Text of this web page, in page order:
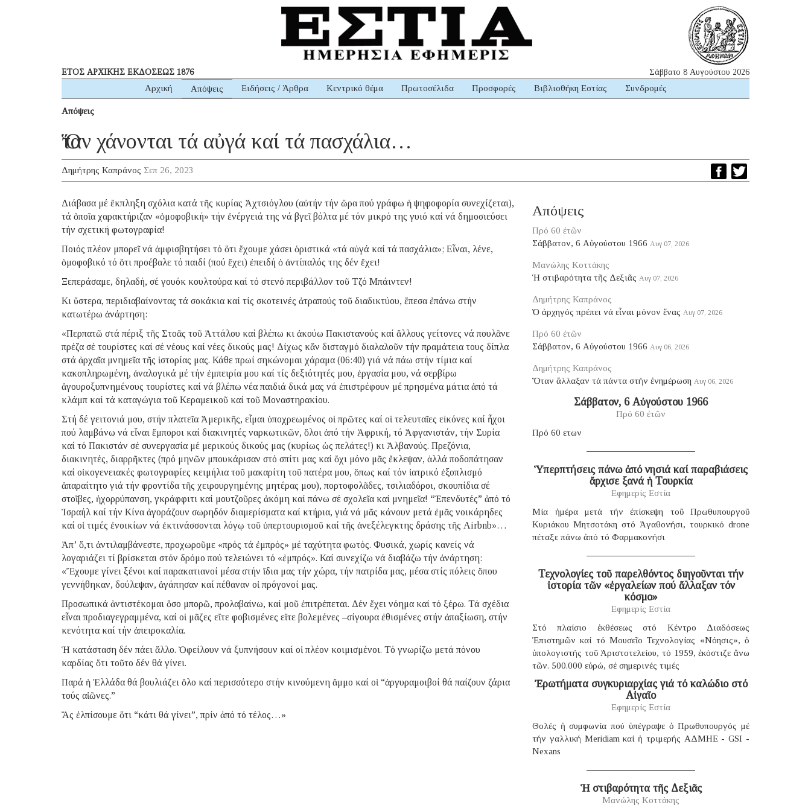
ΕΤΟΣ ΑΡΧΙΚΗΣ ΕΚΔΟΣΕΩΣ 1876 Σάββατο 8 Αυγούστου 2026
Αρχική Απόψεις Ειδήσεις / Άρθρα Κεντρικό θέμα Πρωτοσέλιδα Προσφορές Βιβλιοθήκη Εστίας Συνδρομές
Απόψεις
Ὅταν χάνονται τά αὐγά καί τά πασχάλια…
Δημήτρης Καπράνος Σεπ 26, 2023
Διάβασα μέ ἔκπληξη σχόλια κατά τῆς κυρίας Ἀχτσιόγλου (αὐτήν τήν ὥρα πού γράφω ἡ ψηφοφορία συνεχίζεται),
τά ὁποῖα χαρακτήριζαν «ὁμοφοβική» τήν ἐνέργειά της νά βγεῖ βόλτα μέ τόν μικρό της γυιό καί νά δημοσιεύσει
τήν σχετική φωτογραφία!
Ποιός πλέον μπορεῖ νά ἀμφισβητήσει τό ὅτι ἔχουμε χάσει ὁριστικά «τά αὐγά καί τά πασχάλια»; Εἶναι, λένε,
ὁμοφοβικό τό ὅτι προέβαλε τό παιδί (πού ἔχει) ἐπειδή ὁ ἀντίπαλός της δέν ἔχει!
Ξεπεράσαμε, δηλαδή, σέ γουόκ κουλτούρα καί τό στενό περιβάλλον τοῦ Τζό Μπάιντεν!
Κι ὕστερα, περιδιαβαίνοντας τά σοκάκια καί τίς σκοτεινές ἀτραπούς τοῦ διαδικτύου, ἔπεσα ἐπάνω στήν
κατωτέρω ἀνάρτηση:
«Περπατῶ στά πέριξ τῆς Στοᾶς τοῦ Ἀττάλου καί βλέπω κι ἀκούω Πακιστανούς καί ἄλλους γείτονες νά πουλᾶνε
πρέζα σέ τουρίστες καί σέ νέους καί νέες δικούς μας! Δίχως κἄν δισταγμό διαλαλοῦν τήν πραμάτεια τους δίπλα
στά ἀρχαῖα μνημεῖα τῆς ἱστορίας μας. Κάθε πρωί σηκώνομαι χάραμα (06:40) γιά νά πάω στήν τίμια καί
κακοπληρωμένη, ἀναλογικά μέ τήν ἐμπειρία μου καί τίς δεξιότητές μου, ἐργασία μου, νά σερβίρω
ἀγουροξυπνημένους τουρίστες καί νά βλέπω νέα παιδιά δικά μας νά ἐπιστρέφουν μέ πρησμένα μάτια ἀπό τά
κλάμπ καί τά καταγώγια τοῦ Κεραμεικοῦ καί τοῦ Μοναστηρακίου.
Στή δέ γειτονιά μου, στήν πλατεῖα Ἀμερικῆς, εἶμαι ὑποχρεωμένος οἱ πρῶτες καί οἱ τελευταῖες εἰκόνες καί ἦχοι
πού λαμβάνω νά εἶναι ἔμποροι καί διακινητές ναρκωτικῶν, ὅλοι ἀπό τήν Ἀφρική, τό Ἀφγανιστάν, τήν Συρία
καί τό Πακιστάν σέ συνεργασία μέ μερικούς δικούς μας (κυρίως ὡς πελάτες!) κι Ἀλβανούς. Πρεζόνια,
διακινητές, διαρρῆκτες (πρό μηνῶν μπουκάρισαν στό σπίτι μας καί ὄχι μόνο μᾶς ἔκλεψαν, ἀλλά ποδοπάτησαν
καί οἰκογενειακές φωτογραφίες κειμήλια τοῦ μακαρίτη τοῦ πατέρα μου, ὅπως καί τόν ἰατρικό ἐξοπλισμό
ἀπαραίτητο γιά τήν φροντίδα τῆς χειρουργημένης μητέρας μου), πορτοφολᾶδες, τσιλιαδόροι, σκουπίδια σέ
στοῖβες, ἠχορρύπανση, γκράφφιτι καί μουτζοῦρες ἀκόμη καί πάνω σέ σχολεῖα καί μνημεῖα! “Ἐπενδυτές” ἀπό τό
Ἰσραήλ καί τήν Κίνα ἀγοράζουν σωρηδόν διαμερίσματα καί κτήρια, γιά νά μᾶς κάνουν μετά ἐμᾶς νοικάρηδες
καί οἱ τιμές ἐνοικίων νά ἐκτινάσσονται λόγῳ τοῦ ὑπερτουρισμοῦ καί τῆς ἀνεξέλεγκτης δράσης τῆς Airbnb»…
Ἀπ’ ὅ,τι ἀντιλαμβάνεστε, προχωροῦμε «πρός τά ἐμπρός» μέ ταχύτητα φωτός. Φυσικά, χωρίς κανείς νά
λογαριάζει τί βρίσκεται στόν δρόμο πού τελειώνει τό «ἐμπρός». Καί συνεχίζω νά διαβάζω τήν ἀνάρτηση:
«Ἔχουμε γίνει ξένοι καί παρακατιανοί μέσα στήν ἴδια μας τήν χώρα, τήν πατρίδα μας, μέσα στίς πόλεις ὅπου
γεννήθηκαν, δούλεψαν, ἀγάπησαν καί πέθαναν οἱ πρόγονοί μας.
Προσωπικά ἀντιστέκομαι ὅσο μπορῶ, προλαβαίνω, καί μοῦ ἐπιτρέπεται. Δέν ἔχει νόημα καί τό ξέρω. Τά σχέδια
εἶναι προδιαγεγραμμένα, καί οἱ μᾶζες εἴτε φοβισμένες εἴτε βολεμένες –σίγουρα ἐθισμένες στήν ἀπαξίωση, στήν
κενότητα καί τήν ἀπειροκαλία.
Ἡ κατάσταση δέν πάει ἄλλο. Ὀφείλουν νά ξυπνήσουν καί οἱ πλέον κοιμισμένοι. Τό γνωρίζω μετά πόνου
καρδίας ὅτι τοῦτο δέν θά γίνει.
Παρά ἡ Ἑλλάδα θά βουλιάζει ὅλο καί περισσότερο στήν κινούμενη ἄμμο καί οἱ “ἀργυραμοιβοί θά παίζουν ζάρια
τούς αἰῶνες.”
Ἄς ἐλπίσουμε ὅτι “κάτι θά γίνει”, πρίν ἀπό τό τέλος…»
Απόψεις
Πρό 60 ἐτῶν
Σάββατον, 6 Αὐγούστου 1966 Αυγ 07, 2026
Μανώλης Κοττάκης
Ἡ στιβαρότητα τῆς Δεξιᾶς Αυγ 07, 2026
Δημήτρης Καπράνος
Ὁ ἀρχηγός πρέπει νά εἶναι μόνον ἕνας Αυγ 07, 2026
Πρό 60 ἐτῶν
Σάββατον, 6 Αὐγούστου 1966 Αυγ 06, 2026
Δημήτρης Καπράνος
Ὅταν ἄλλαξαν τά πάντα στήν ἐνημέρωση Αυγ 06, 2026
Σάββατον, 6 Αὐγούστου 1966
Πρό 60 ἐτῶν
Πρό 60 ετων
Ὑπερπτήσεις πάνω ἀπό νησιά καί παραβιάσεις
ἄρχισε ξανά ἡ Τουρκία
Εφημερίς Εστία
Μία ἡμέρα μετά τήν ἐπίσκεψη τοῦ Πρωθυπουργοῦ
Κυριάκου Μητσοτάκη στό Ἀγαθονήσι, τουρκικό drone
πέταξε πάνω ἀπό τό Φαρμακονήσι
Τεχνολογίες τοῦ παρελθόντος διηγοῦνται τήν
ἱστορία τῶν «ἐργαλείων πού ἄλλαξαν τόν
κόσμο»
Εφημερίς Εστία
Στό πλαίσιο ἐκθέσεως στό Κέντρο Διαδόσεως
Ἐπιστημῶν καί τό Μουσεῖο Τεχνολογίας «Νόησις», ὁ
ὑπολογιστής τοῦ Ἀριστοτελείου, τό 1959, ἐκόστιζε ἄνω
τῶν. 500.000 εὐρώ, σέ σημερινές τιμές
Ἐρωτήματα συγκυριαρχίας γιά τό καλώδιο στό
Αἰγαῖο
Εφημερίς Εστία
Θολές ἡ συμφωνία πού ὑπέγραψε ὁ Πρωθυπουργός μέ
τήν γαλλική Μeridiam καί ἡ τριμερής ΑΔΜΗΕ - GSI -
Nexans
Ἡ στιβαρότητα τῆς Δεξιᾶς
Μανώλης Κοττάκης